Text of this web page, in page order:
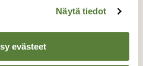
Näytä tiedot
evästeet
LISTAAN